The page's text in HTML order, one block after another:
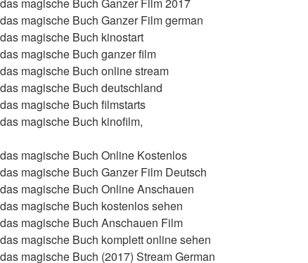
magische Buch Ganzer Film 2017
magische Buch Ganzer Film german
magische Buch kinostart
magische Buch ganzer film
magische Buch online stream
magische Buch deutschland
magische Buch filmstarts
magische Buch kinofilm,
magische Buch Online Kostenlos
magische Buch Ganzer Film Deutsch
magische Buch Online Anschauen
magische Buch kostenlos sehen
magische Buch Anschauen Film
magische Buch komplett online sehen
magische Buch (2017) Stream German